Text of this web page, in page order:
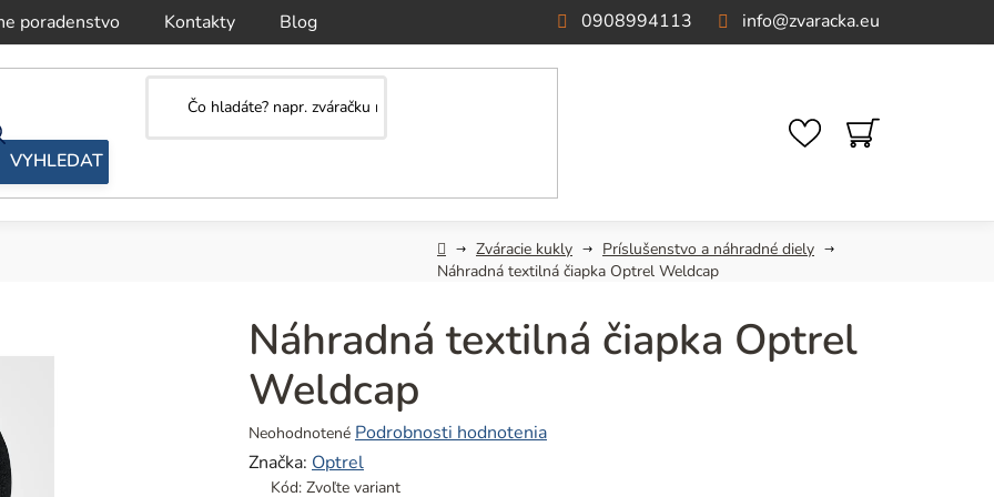
poradenstvo Kontakty Blog info@zvaracka.eu
0908994113
NÁKUPNÝ
KOŠÍK
DomovZváracie kukly
Príslušenstvo a náhradné diely
Náhradná textilná čiapka Optrel Weldcap
Náhradná textilná čiapka Optrel
Weldcap
Priemerné
hodnotenie
produktu
Neohodnotené Podrobnosti hodnotenia
Značka: Optrel
Kód: Zvoľte variant